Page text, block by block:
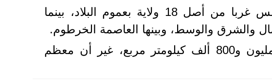
وتستولي "قوات الدعم السريع" على كل مراكز ولايات دارفور الخمس غربا من أصل 18 ولاية بعموم البلاد، بينما
ويشكل إقليم دارفور نحو خمس مساحة السودان البالغة أكثر من مليون و800 ألف كيلومتر مربع، غير أن معظم